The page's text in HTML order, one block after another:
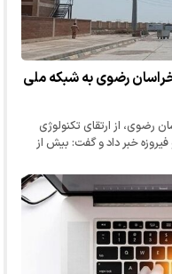
روستایی خراسان رضوی به شبکه ملی
رضوی، از ارتقای تکنولوژی
خبر داد و گفت: بیش از